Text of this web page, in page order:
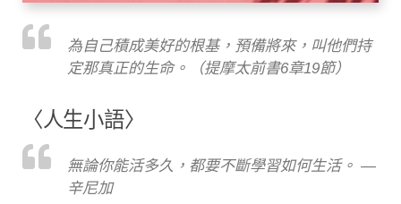
為自己積成美好的根基，預備將來，叫他們持
定那真正的生命。（提摩太前書6章19節）
〈人生小語〉
無論你能活多久，都要不斷學習如何生活。 —
辛尼加